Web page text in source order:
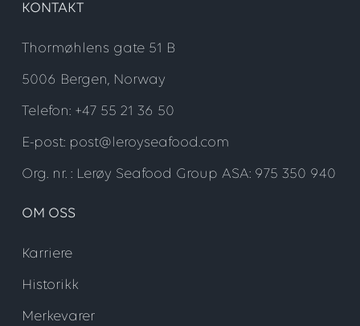
KONTAKT
Thormøhlens gate 51 B
5006 Bergen, Norway
Telefon: +47 55 21 36 50
E-post: post@leroyseafood.com
Org. nr. : Lerøy Seafood Group ASA: 975 350 940
OM OSS
Karriere
Historikk
Merkevarer